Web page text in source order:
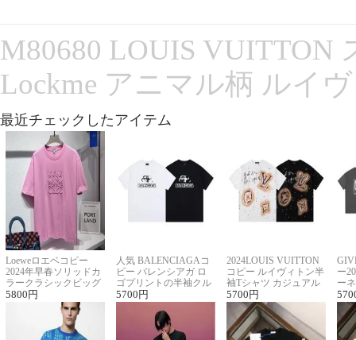
M80680 LOUIS VUITTON
Lockme アニマル柄 ルイ
最近チェックしたアイテム
Loeweロエベコピー
2024年早春ソリッドカ
ラークラシックビッグ
ロゴ刺繍Tシャツ
5800 円
人気 BALENCIAGAコ
ピー バレンシアガ ロ
ゴプリントの半袖クル
ーネックTシャツ
5700 円
2024LOUIS VUITTON
コピー ルイヴィトン半
袖Tシャツ カジュアル
に馴染む 2色展開
5700 円
ー
ー
ー